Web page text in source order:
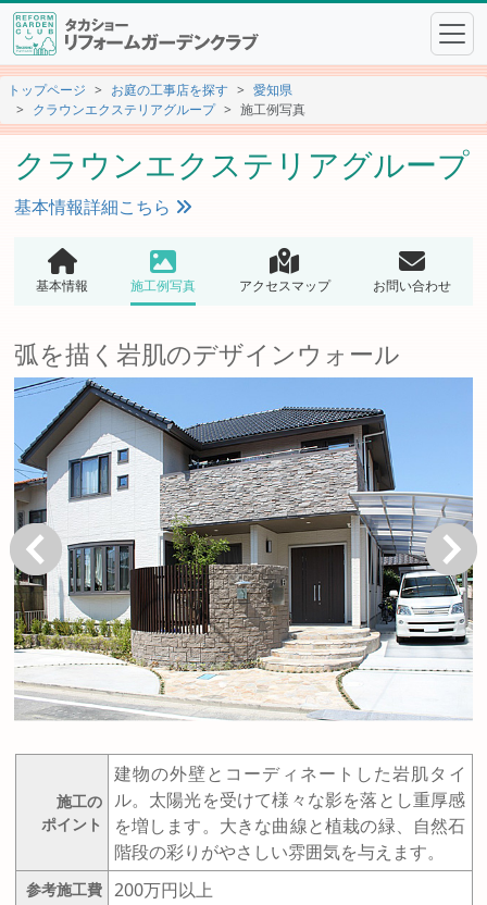
トップページ お庭の工事店を探す
愛知県
クラウンエクステリアグループ
施工例写真
クラウンエクステリアグループ
基本情報詳細こちら
基本情報 施工例写真 アクセスマップ お問い合わせ
弧を描く岩肌のデザインウォール
戻る 次へ
施工の
ポイント
建物の外壁とコーディネートした岩肌タイ
ル。太陽光を受けて様々な影を落とし重厚感
を増します。大きな曲線と植栽の緑、自然石
階段の彩りがやさしい雰囲気を与えます。
参考施工費 200万円以上